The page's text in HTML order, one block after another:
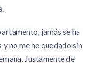
.
jamás se ha
no me he quedado sin
Justamente de